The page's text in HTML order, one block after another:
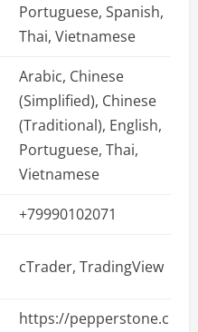
Portuguese, Spanish,
Thai, Vietnamese
Arabic, Chinese
(Simplified), Chinese
(Traditional), English,
Portuguese, Thai,
Vietnamese
+79990102071
cTrader, TradingView
https://pepperstone.c